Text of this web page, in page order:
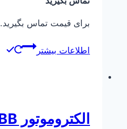
برای قیمت تماس بگیرید.
اطلاعات بیشتر